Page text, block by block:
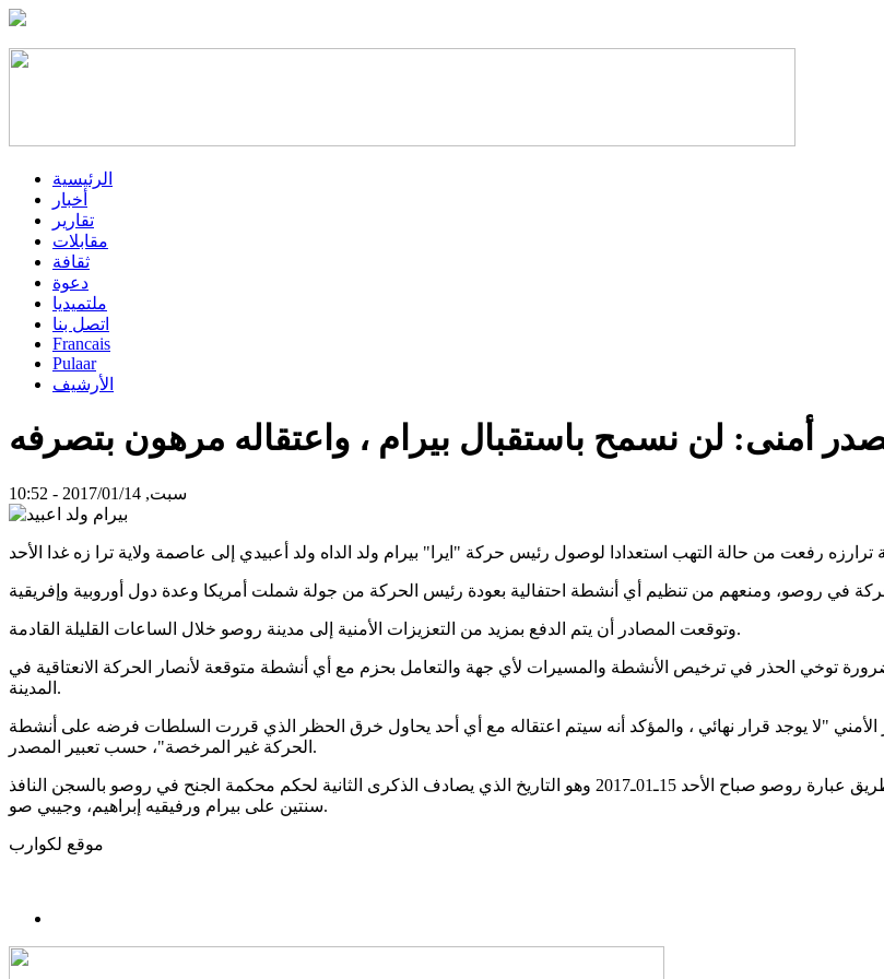
الرئيسية
أخبار
تقارير
مقابلات
ثقافة
دعوة
ملتميديا
اتصل بنا
Francais
Pulaar
الأرشيف
أمنى: لن نسمح باستقبال بيرام ، واعتقاله مرهون بتصرفه
سبت, 2017/01/14 - 10:52
وتوقعت المصادر أن يتم الدفع بمزيد من التعزيزات الأمنية إلى مدينة روصو خلال الساعات القليلة القادمة.
توخي الحذر في ترخيص الأنشطة والمسيرات لأي جهة والتعامل بحزم مع أي أنشطة متوقعة لأنصار الحركة الانعتاقية في
المدينة.
"لا يوجد قرار نهائي ، والمؤكد أنه سيتم اعتقاله مع أي أحد يحاول خرق الحظر الذي قررت السلطات فرضه على أنشطة
الحركة غير المرخصة"، حسب تعبير المصدر.
وتقول مصادر من داخل حركة "ايرا" إن ولد أعبيدي قرر العودة إلى موريتانيا عن طريق عبارة روصو صباح الأحد 15ـ01ـ2017 وهو التاريخ الذي يصادف الذكرى الثانية لحكم محكمة الجنح في روصو بالسجن النافذ
سنتين على بيرام ورفيقيه إبراهيم، وجيبي صو.
موقع لكوارب